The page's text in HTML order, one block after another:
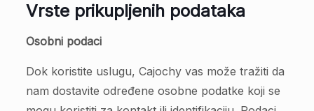
Vrste prikupljenih podataka
Osobni podaci
Dok koristite uslugu, Cajochy vas može tražiti da
nam dostavite određene osobne podatke koji se